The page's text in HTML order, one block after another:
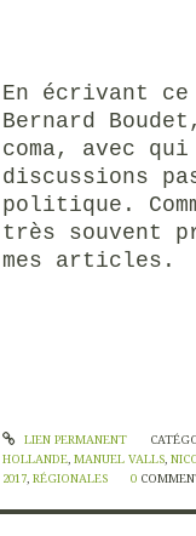
En écrivant
Bernard
coma, avec
discussions
politique.
très souvent
mes articles.
LIEN PERMANENT
HOLLANDE, MANUEL VALLS,
2017, RÉGIONALES 0